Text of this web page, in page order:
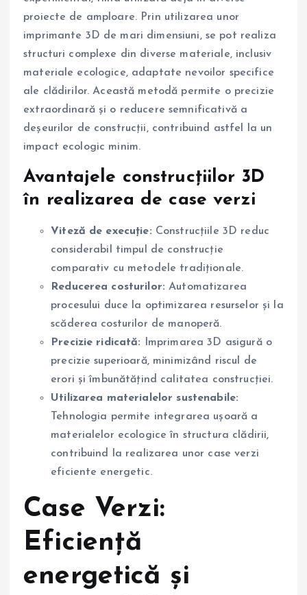
proiecte de amploare. Prin utilizarea unor
imprimante 3D de mari dimensiuni, se pot realiza
structuri complexe din diverse materiale, inclusiv
materiale ecologice, adaptate nevoilor specifice
ale clădirilor. Această metodă permite o precizie
extraordinară și o reducere semnificativă a
deșeurilor de construcții, contribuind astfel la un
impact ecologic minim.
Avantajele construcțiilor 3D
în realizarea de case verzi
Viteză de execuție: Construcțiile 3D reduc
considerabil timpul de construcție
comparativ cu metodele tradiționale.
Reducerea costurilor: Automatizarea
procesului duce la optimizarea resurselor și la
scăderea costurilor de manoperă.
Precizie ridicată:
Imprimarea 3D asigură o
precizie superioară, minimizând riscul de
erori și îmbunătățind calitatea construcției.
Utilizarea materialelor sustenabile:
Tehnologia permite integrarea ușoară a
materialelor ecologice în structura clădirii,
contribuind la realizarea unor case verzi
eficiente energetic.
Case Verzi:
Eficiență
energetică și